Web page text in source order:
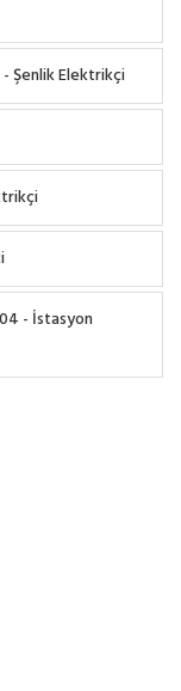
Şenlik Elektrikçi
- İstasyon